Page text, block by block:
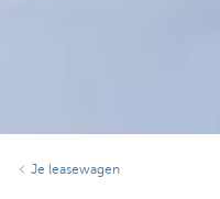
Je leasewagen